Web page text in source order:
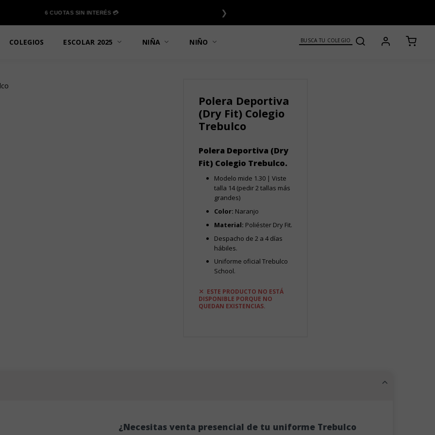
6 CUOTAS SIN INTERÉS 💳 ❯
COLEGIOS ESCOLAR 2025 NIÑA NIÑO BUSCA TU COLEGIO
Polera Deportiva
(Dry Fit) Colegio
Trebulco
Polera Deportiva (Dry
Fit) Colegio Trebulco.
Modelo mide 1.30 | Viste
talla 14 (pedir 2 tallas más
grandes)
Color: Naranjo
Material: Poliéster Dry Fit.
Despacho de 2 a 4 días
hábiles.
Uniforme oficial Trebulco
School.
ESTE PRODUCTO NO ESTÁ
DISPONIBLE PORQUE NO
QUEDAN EXISTENCIAS.
¿Necesitas venta presencial de tu uniforme Trebulco